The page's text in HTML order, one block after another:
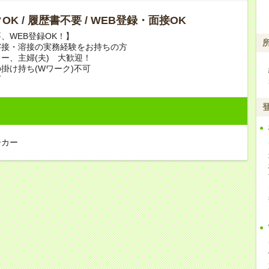
/ 履歴書不要 / WEB登録・面接OK
WEB登録OK！】
・溶接の実務経験をお持ちの方
、主婦(夫) 大歓迎！
け持ち(Wワーク)不可
ー